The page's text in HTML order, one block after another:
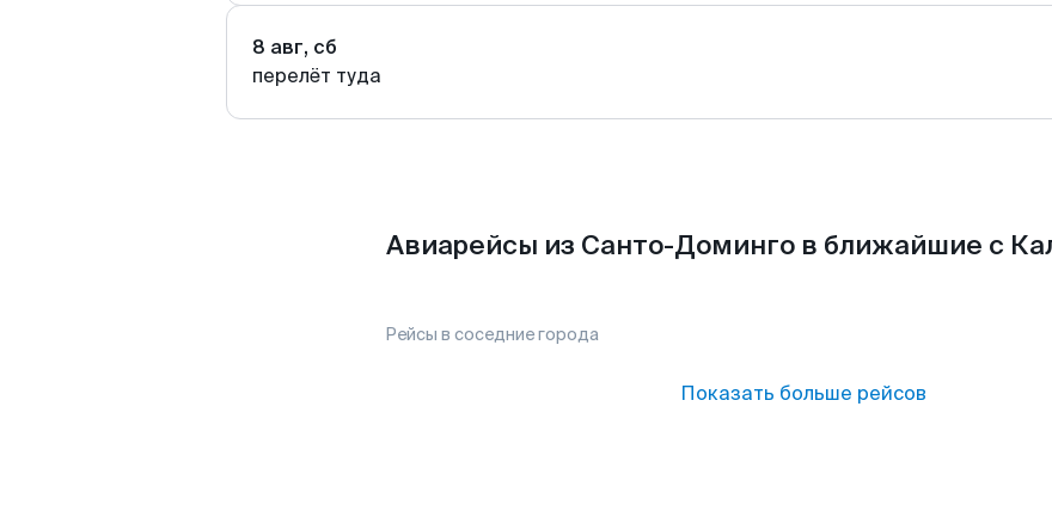
8 авг, сб
перелёт туда
Авиарейсы из Санто-Доминго в ближайшие с
Рейсы в соседние города
Показать больше рейсов